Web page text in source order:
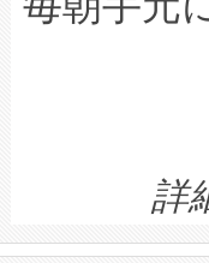
す。「当
ームを利
きます。
テリー性
念は、現
ます。
quality
BESS
LiDAR for
は1535
イズの小
す。ノー
ートル先
詳